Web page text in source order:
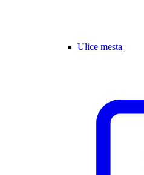
Ulice mesta